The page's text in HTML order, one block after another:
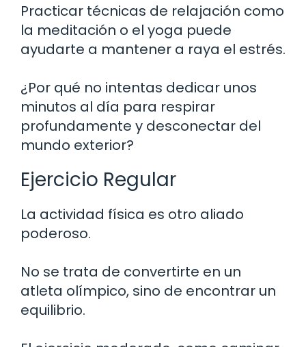
Practicar técnicas de relajación como
la meditación o el yoga puede
ayudarte a mantener a raya el estrés.
¿Por qué no intentas dedicar unos
minutos al día para respirar
profundamente y desconectar del
mundo exterior?
Ejercicio Regular
La actividad física es otro aliado
poderoso.
No se trata de convertirte en un
atleta olímpico, sino de encontrar un
equilibrio.